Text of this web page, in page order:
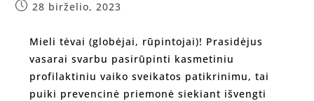
28 birželio, 2023
Mieli tėvai (globėjai, rūpintojai)! Prasidėjus
vasarai svarbu pasirūpinti kasmetiniu
profilaktiniu vaiko sveikatos patikrinimu, tai
puiki prevencinė priemonė siekiant išvengti